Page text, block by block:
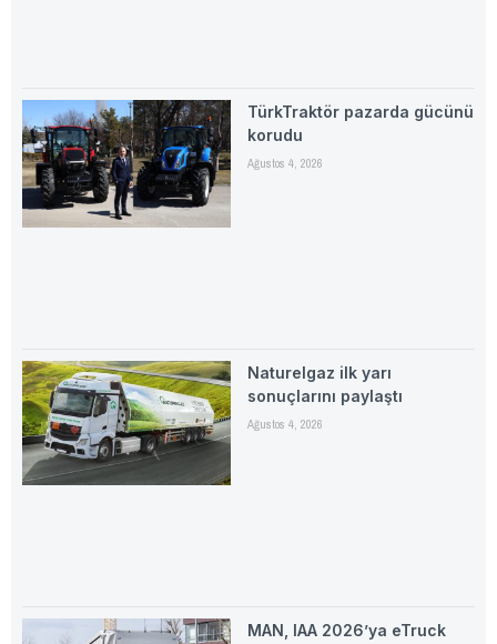
TürkTraktör pazarda gücünü
korudu
Ağustos 4, 2026
Naturelgaz ilk yarı
sonuçlarını paylaştı
Ağustos 4, 2026
MAN, IAA 2026’ya eTruck